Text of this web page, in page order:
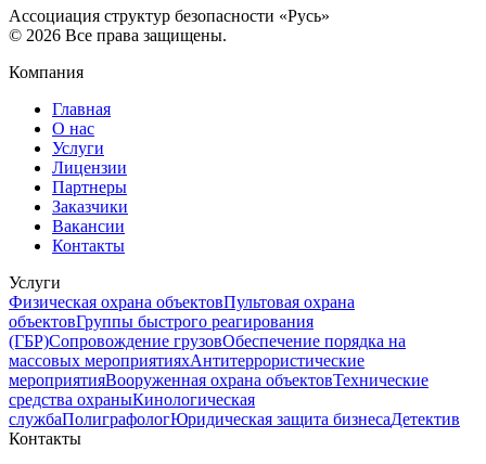
Ассоциация структур безопасности «Русь»
© 2026 Все права защищены.
Компания
Главная
О нас
Услуги
Лицензии
Партнеры
Заказчики
Вакансии
Контакты
Услуги
Физическая охрана объектовПультовая охрана
объектовГруппы быстрого реагирования
(ГБР)Сопровождение грузовОбеспечение порядка на
массовых мероприятияхАнтитеррористические
мероприятияВооруженная охрана объектовТехнические
средства охраныКинологическая
службаПолиграфологЮридическая защита бизнесаДетектив
Контакты